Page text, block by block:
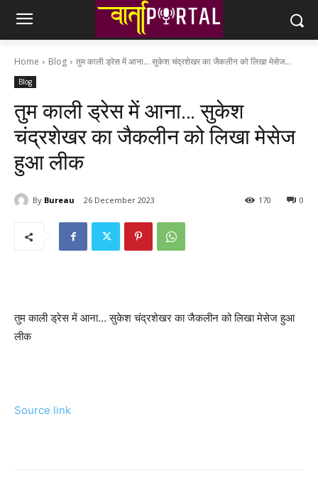
Home Blog तुम काली ड्रेस में आना... सुकेश चंद्रशेखर का जैकलीन को लिखा मेसेज...
Blog
तुम काली ड्रेस में आना… सुकेश
चंद्रशेखर का जैकलीन को लिखा मेसेज
हुआ लीक
By Bureau 26 December 2023 0
170
तुम काली ड्रेस में आना… सुकेश चंद्रशेखर का जैकलीन को लिखा मेसेज हुआ
लीक
Source link